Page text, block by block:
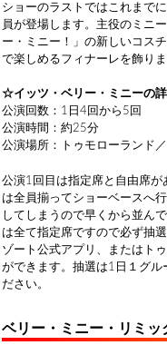
ショーのラストではこれまで
員が登場します。主役のミニ
ー・ミニー！」の新しいコス
で楽しめるフィナーレを飾りま
☆イッツ・ベリー・ミニーの
公演回数：1日4回から5回
公演時間：約25分
公演場所：トゥモローランド
公演1回目は指定席と自由席
は全員揃ってショーベースへ
してしまうので早くから並ん
は全て指定席ですので必ず抽
ゾート公式アプリ、またはト
ができます。抽選は1日１グル
ださい。
ベリー・ミニー・リミッ